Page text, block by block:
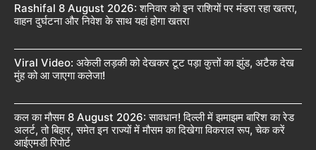
Rashifal 8 August 2026: शनिवार को इन राशियों पर मंडरा रहा खतरा,
वाहन दुर्घटना और निवेश के साथ यहां होगा खतरा
Viral Video: अकेली लड़की को देखकर टूट पड़ा कुत्तों का झुंड, अटैक देख
मुंह को आ जाएगा कलेजा!
कल का मौसम 8 August 2026: सावधान! दिल्ली में झमाझम बारिश का रेड
अलर्ट, तो बिहार, समेत इन राज्यों में मौसम का दिखेगा विकराल रूप, चेक करें
आईएमडी रिपोर्ट